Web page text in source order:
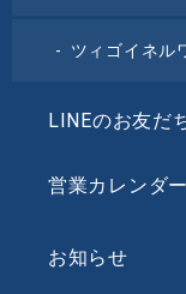
ツィゴイネル
LINEのお友だ
営業カレンダー
お知らせ